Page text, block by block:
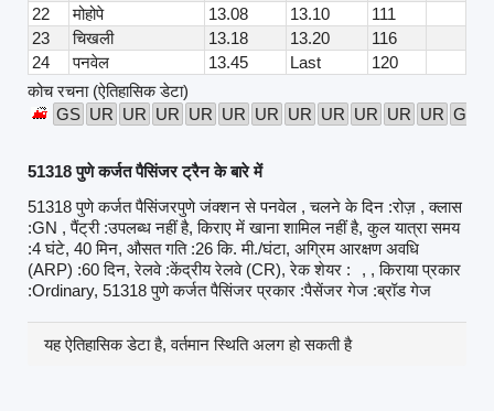
22
मोहोपे 13.08 13.10
111
23
चिखली 13.18 13.20
116
24
पनवेल 13.45 Last
120
कोच रचना (ऐतिहासिक डेटा)
GS UR UR UR UR UR UR UR UR UR UR UR GS
51318 पुणे कर्जत पैसिंजर ट्रैन के बारे में
51318 पुणे कर्जत पैसिंजरपुणे जंक्शन से पनवेल , चलने के दिन :रोज़ , क्लास
:GN , पैंट्री :उपलब्ध नहीं है, किराए में खाना शामिल नहीं है, कुल यात्रा समय
:4 घंटे, 40 मिन, औसत गति :26 कि. मी./घंटा, अग्रिम आरक्षण अवधि
(ARP) :60 दिन, रेलवे :केंद्रीय रेलवे (CR), रेक शेयर :
, , किराया प्रकार
:Ordinary, 51318 पुणे कर्जत पैसिंजर प्रकार :पैसेंजर गेज :ब्रॉड गेज
यह ऐतिहासिक डेटा है, वर्तमान स्थिति अलग हो सकती है